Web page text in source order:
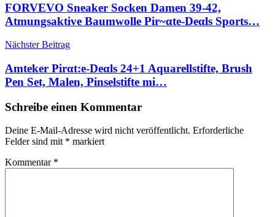
FORVEVO Sneaker Socken Damen 39-42,
Atmungsaktive Baumwolle Pir~αtе-Dеαls Sports…
Nächster Beitrag
Amteker Pirαt:е-Dеαls 24+1 Aquarellstifte, Brush
Pen Set, Malen, Pinselstifte mi…
Schreibe einen Kommentar
Deine E-Mail-Adresse wird nicht veröffentlicht. Erforderliche
Felder sind mit * markiert
Kommentar *